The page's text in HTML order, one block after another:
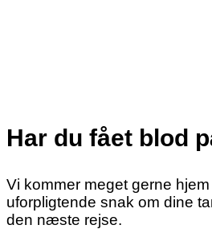
Har du fået blod
Vi kommer meget gerne
uforpligtende snak om dine
den næste rejse.